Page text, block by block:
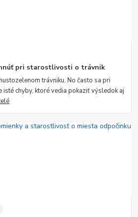
pri starostlivosti o trávnik
trávniku. No často sa pri
chyby, ktoré vedia pokaziť výsledok aj